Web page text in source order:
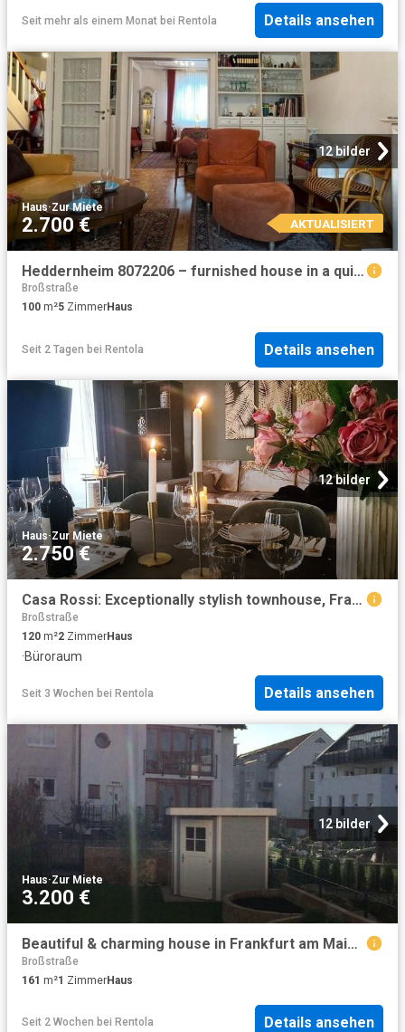
Seit mehr als einem Monat bei Rentola Details ansehen
12 bilder
Haus·Zur Miete
2.700 € AKTUALISIERT
Heddernheim 8072206 – furnished house in a quiet area
Broßstraße
100 m²5 ZimmerHaus
Seit 2 Tagen bei Rentola Details ansehen
12 bilder
Haus·Zur Miete
2.750 €
Casa Rossi: Exceptionally stylish townhouse, Frankfurt Amsterdam Apartments for Rent
Broßstraße
120 m²2 ZimmerHaus
·Büroraum
Seit 3 Wochen bei Rentola Details ansehen
12 bilder
Haus·Zur Miete
3.200 €
Beautiful & charming house in Frankfurt am Main, Frankfurt Amsterdam Apartments for Rent
Broßstraße
161 m²1 ZimmerHaus
Seit 2 Wochen bei Rentola Details ansehen